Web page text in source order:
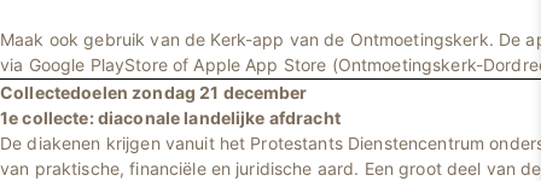
Maak ook gebruik van de Kerk-app van de Ontmoetingskerk. De
via Google PlayStore of Apple App Store (Ontmoetingskerk-
Collectedoelen zondag 21 december
1e collecte: diaconale landelijke afdracht
De diakenen krijgen vanuit het Protestants Dienstencentrum
van praktische, financiële en juridische aard. Een groot deel van